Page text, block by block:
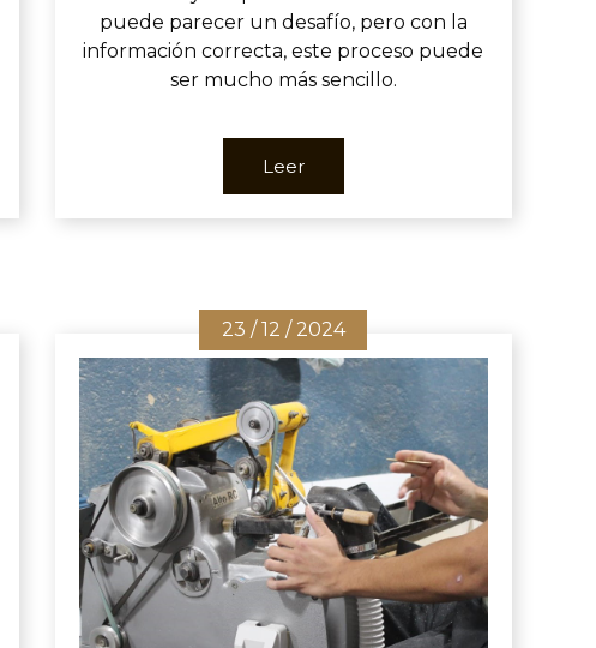
puede parecer un desafío, pero con la
información correcta, este proceso puede
ser mucho más sencillo.
Leer
23 / 12 / 2024